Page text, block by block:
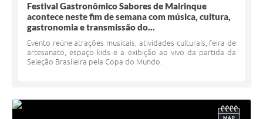
Festival Gastronômico Sabores de Mairinque
acontece neste fim de semana com música, cultura,
gastronomia e transmissão do...
Evento reúne atrações musicais, atividades culturais, feira de
artesanato, espaço kids e a exibição ao vivo da partida da
Seleção Brasileira pela Copa do Mundo.